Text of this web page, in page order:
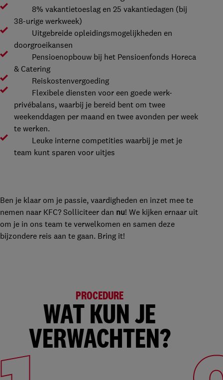
8% vakantietoeslag en 25 vakantiedagen (bij
38-urige werkweek)
Uitgebreide opleidingsmogelijkheden en
doorgroeikansen
Pensioenopbouw bij het Pensioenfonds Horeca
& Catering
Reiskostenvergoeding
Flexibele diensten voor een goede werk-
privébalans, waarbij je bereid bent om twee
weekenddagen per maand en twee avonden per week
te werken.
Leuke interne competities waarbij je met je
team kunt sparen voor uitjes
Ben je klaar om je passie, vaardigheden en inzet mee te
nemen naar KFC? Solliciteer dan nu! We kijken ernaar uit
om je in ons team te verwelkomen en samen deze
bijzondere reis aan te gaan. Bring it!
PROCEDURE
WAT KUN JE
VERWACHTEN?